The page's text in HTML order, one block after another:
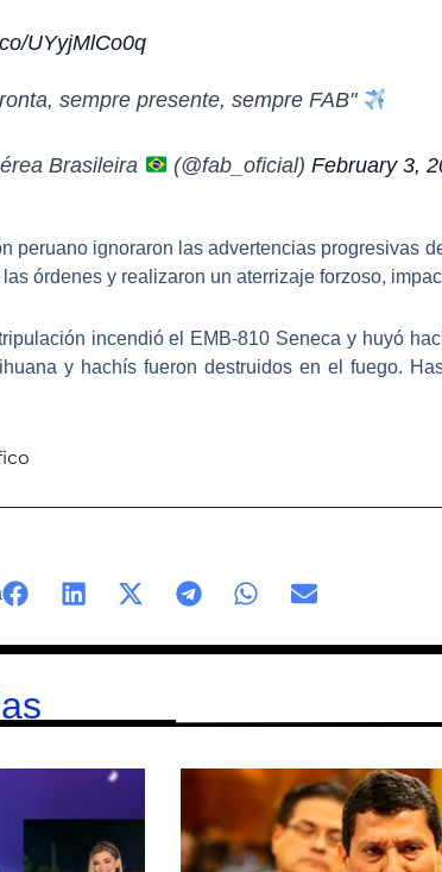
UYyjMlCo0q
sempre presente, sempre FAB"
Brasileira (@fab_oficial)February 3,
peruano ignoraron las advertencias progresivas
órdenes y realizaron un aterrizaje forzoso,
incendióel EMB-810 Seneca y huyó
y hachís fueron destruidos en el fuego.
Página
Página